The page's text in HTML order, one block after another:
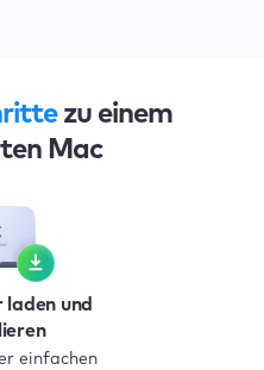
zu einem
Mac
laden und
einfachen